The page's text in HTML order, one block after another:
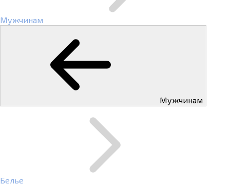
Мужчинам
Мужчинам
Белье